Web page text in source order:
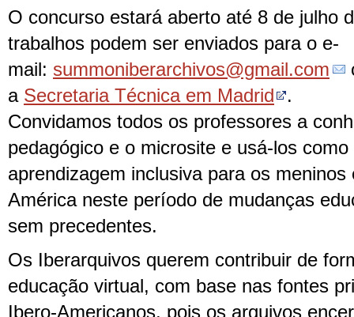
O concurso estará aberto até 8 de julho
trabalhos podem ser enviados para o e-
mail: summoniberarchivos@gmail.com
a Secretaria Técnica em Madrid
.
Convidamos todos os professores a
pedagógico e o microsite e usá-los
aprendizagem inclusiva para os
América neste período de mudanças
sem precedentes.
Os Iberarquivos querem contribuir de
educação virtual, com base nas fontes
Ibero-Americanos, pois os arquivos